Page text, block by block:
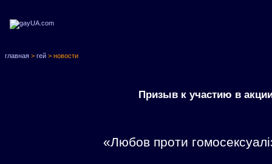
главная > гей > новости
Призыв к участию в
«Любов проти